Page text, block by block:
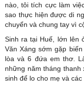
nào, tôi tích cực làm
sao thực hiện được di
chuyển và chung tay vì
Sinh ra tại Huế, lớn lên
Văn Xáng sớm gặp
lòa và 6 đứa em thơ.
những năm tháng
sinh để lo cho mẹ và